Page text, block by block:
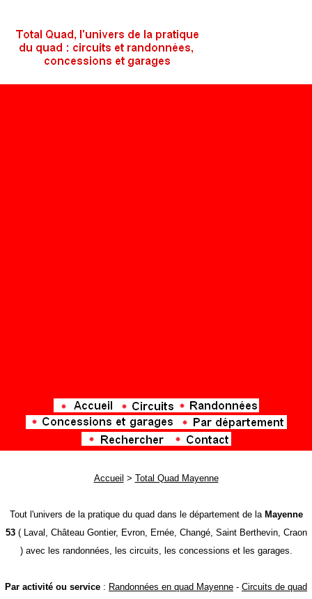
Accueil > Total Quad Mayenne
Tout l'univers de la pratique du quad dans le département de la Mayenne
53( Laval, Château Gontier, Evron, Ernée, Changé, Saint Berthevin, Craon
) avec les randonnées, les circuits, les concessions et les garages.
Par activité ou service : Randonnées en quad Mayenne - Circuits de quad